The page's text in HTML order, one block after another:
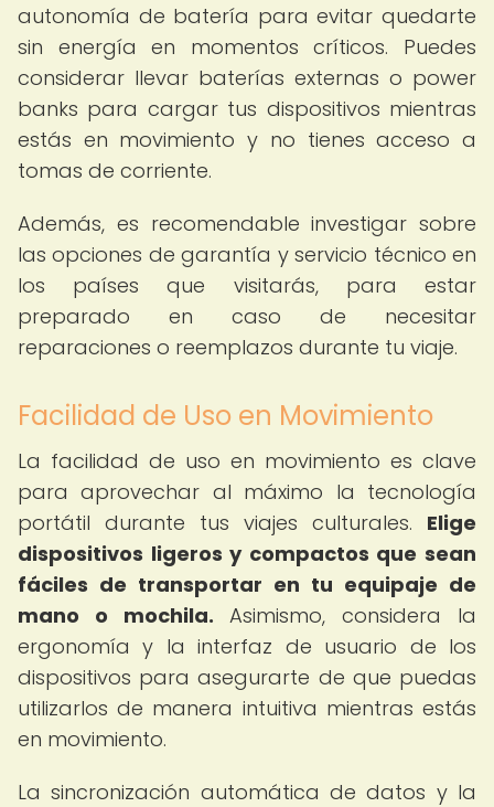
autonomía de batería para evitar quedarte
sin energía en momentos críticos. Puedes
considerar llevar baterías externas o power
banks para cargar tus dispositivos mientras
estás en movimiento y no tienes acceso a
tomas de corriente.
Además, es recomendable investigar sobre
las opciones de garantía y servicio técnico en
los países que visitarás, para estar
preparado en caso de necesitar
reparaciones o reemplazos durante tu viaje.
Facilidad de Uso en Movimiento
La facilidad de uso en movimiento es clave
para aprovechar al máximo la tecnología
portátil durante tus viajes culturales. Elige
dispositivos ligeros y compactos que sean
fáciles de transportar en tu equipaje de
mano o mochila. Asimismo, considera la
ergonomía y la interfaz de usuario de los
dispositivos para asegurarte de que puedas
utilizarlos de manera intuitiva mientras estás
en movimiento.
La sincronización automática de datos y la